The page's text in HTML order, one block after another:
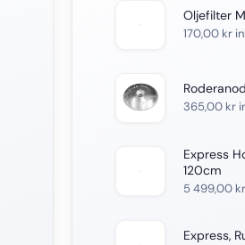
Oljefilter
170,00 kr
365,00 kr
Express
120cm
5 499,00 kr
Express,